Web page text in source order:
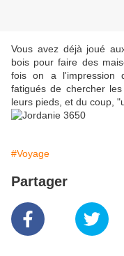
Vous avez déjà joué
bois pour faire des
fois on a l'impression
fatigués de chercher
leurs pieds, et du coup,
#Voyage
Partager